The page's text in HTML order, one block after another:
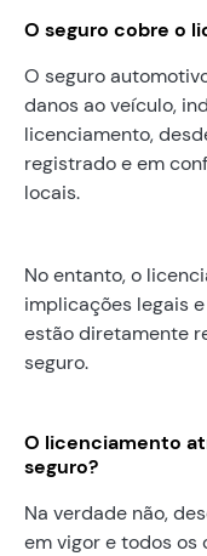
O seguro cobre o
O seguro
danos ao veículo,
licenciamento,
registrado e em
locais.
No entanto, o
implicações legais
estão diretamente
seguro.
O licenciamento
seguro?
Na verdade não,
em vigor e todos